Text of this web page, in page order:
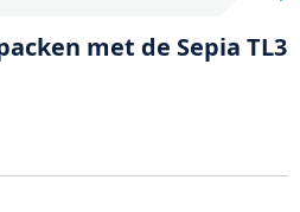
met de Sepia TL3